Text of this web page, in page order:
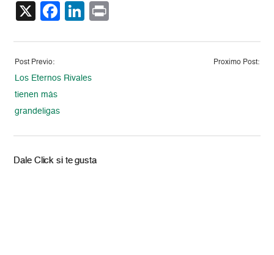
X Facebook
LinkedIn
Post Previo:
Los Eternos Rivales
tienen más
grandeligas
Proximo Post:
Dale Click si te gusta